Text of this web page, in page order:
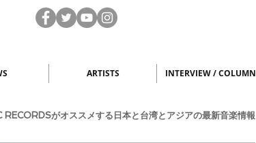
ARTISTS INTERVIEW / COLUMN
がオススメする日本と台湾とアジアの最新音楽情報